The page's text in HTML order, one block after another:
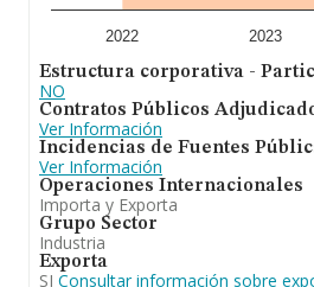
adicional de interés, los
antigüedad desde la constitución
En definitiva,Afilados Cumema
compra-venta, importación,
reparación, afilado y
maquinaria y demas herramientas
accesorios y complementos, para
de la madera, del metal, del textil y
cuanto a la posición en el ranking
Madrid, la empresa ha perdido
2023. En el ranking de todas las
territorio nacional, ha
2022 2023
Estructura corporativa -
NO
Contratos Públicos
Ver Información
Incidencias de Fuentes
Ver Información
Operaciones Internacionales
Importa y Exporta
Grupo Sector
Industria
Exporta
SI Consultar información sobre